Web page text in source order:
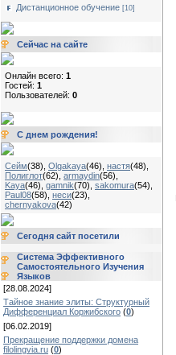
Дистанционное обучение [10]
Сейчас на сайте
Онлайн всего: 1
Гостей: 1
Пользователей: 0
С днем рождения!
Сейм(38) Olgakaya(46) настя(48)
Полиглот(62) armaydin(56)
Kaya(46) gamnik(70) sakomura(54)
Paul08(58) неси(23)
chernyakova(42)
Сегодня сайт посетили
Система Эффективного
Самостоятельного Изучения
Языков
[28.08.2024]
Тайное знание элиты: Структурный
Дифференциал Коржибского (0)
[06.02.2019]
Прекращение поддержки домена
filolingvia.ru (0)